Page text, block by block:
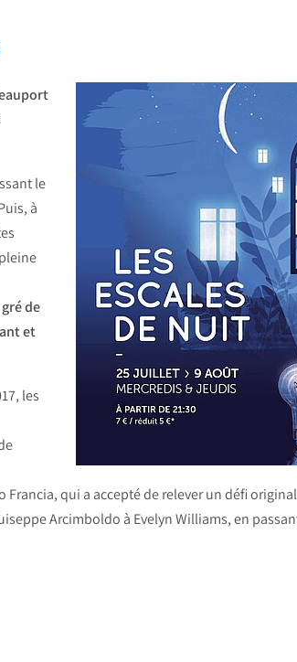
le
à
de
et
les
qui a accepté de relever un défi
Arcimboldo à Evelyn Williams, en